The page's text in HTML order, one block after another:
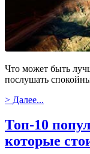
Что может быть
послушать
> Далее...
Топ-10
которые